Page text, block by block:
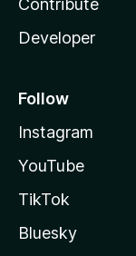
Contribute
Developer
Follow
Instagram
YouTube
TikTok
Bluesky